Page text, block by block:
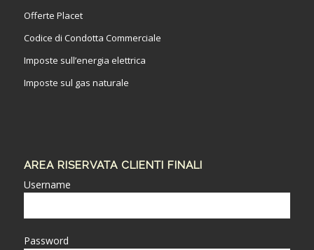
Offerte Placet
Codice di Condotta Commerciale
Imposte sull’energia elettrica
Imposte sul gas naturale
AREA RISERVATA CLIENTI FINALI
Username
Password